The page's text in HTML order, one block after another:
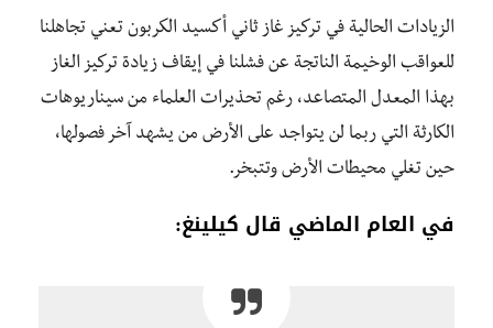
الزيادات الحالية في تركيز غاز ثاني أكسيد الكربون تعني تجاهلنا
للعواقب الوخيمة الناتجة عن فشلنا في إيقاف زيادة تركيز الغاز
بهذا المعدل المتصاعد، رغم تحذيرات العلماء من سيناريوهات
الكارثة التي ربما لن يتواجد على الأرض من يشهد آخر فصولها،
حين تغلي محيطات الأرض وتتبخر.
في العام الماضي قال كيلينغ: